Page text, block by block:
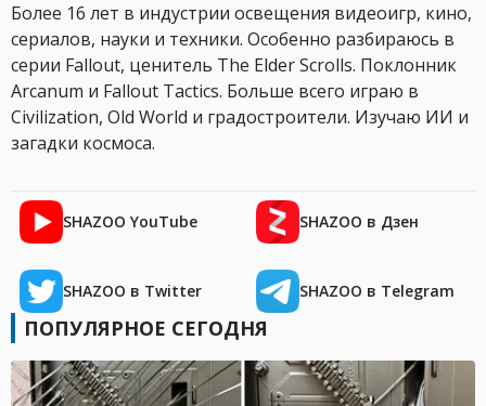
Более 16 лет в индустрии освещения видеоигр, кино,
сериалов, науки и техники. Особенно разбираюсь в
серии Fallout, ценитель The Elder Scrolls. Поклонник
Arcanum и Fallout Tactics. Больше всего играю в
Civilization, Old World и градостроители. Изучаю ИИ и
загадки космоса.
SHAZOO YouTube SHAZOO в Дзен
SHAZOO в Twitter SHAZOO в Telegram
ПОПУЛЯРНОЕ СЕГОДНЯ